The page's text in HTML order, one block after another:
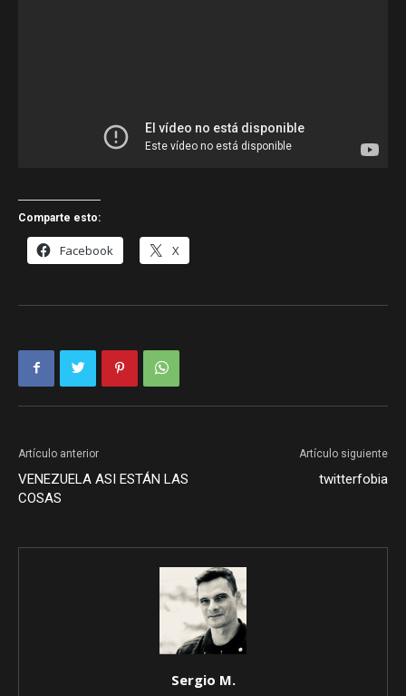
Comparte esto:
Facebook X
Artículo anterior
VENEZUELA ASI ESTÁN LAS
COSAS
Artículo siguiente
twitterfobia
Sergio M.